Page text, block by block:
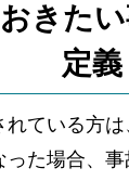
きた
定義
れている方
った場合、